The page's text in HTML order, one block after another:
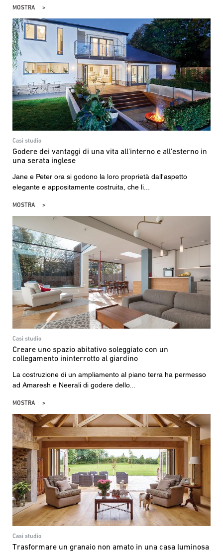
MOSTRA
Casi studio
Godere dei vantaggi di una vita all'interno e all'esterno in
una serata inglese
Jane e Peter ora si godono la loro proprietà dall'aspetto
elegante e appositamente costruita, che li...
MOSTRA
Casi studio
Creare uno spazio abitativo soleggiato con un
collegamento ininterrotto al giardino
La costruzione di un ampliamento al piano terra ha permesso
ad Amaresh e Neerali di godere dello...
MOSTRA
Casi studio
Trasformare un granaio non amato in una casa luminosa